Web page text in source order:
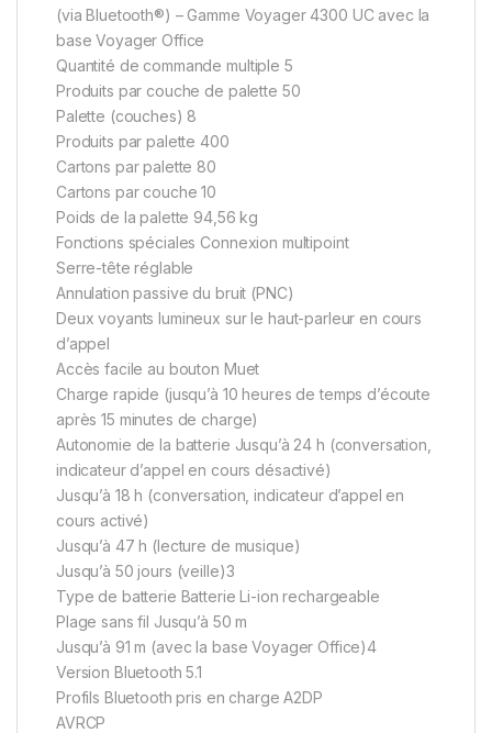
(via Bluetooth®) – Gamme Voyager 4300 UC avec la
base Voyager Office
Quantité de commande multiple 5
Produits par couche de palette 50
Palette (couches) 8
Produits par palette 400
Cartons par palette 80
Cartons par couche 10
Poids de la palette 94,56 kg
Fonctions spéciales Connexion multipoint
Serre-tête réglable
Annulation passive du bruit (PNC)
Deux voyants lumineux sur le haut-parleur en cours
d’appel
Accès facile au bouton Muet
Charge rapide (jusqu’à 10 heures de temps d’écoute
après 15 minutes de charge)
Autonomie de la batterie Jusqu’à 24 h (conversation,
indicateur d’appel en cours désactivé)
Jusqu’à 18 h (conversation, indicateur d’appel en
cours activé)
Jusqu’à 47 h (lecture de musique)
Jusqu’à 50 jours (veille)3
Type de batterie Batterie Li-ion rechargeable
Plage sans fil Jusqu’à 50 m
Jusqu’à 91 m (avec la base Voyager Office)4
Version Bluetooth 5.1
Profils Bluetooth pris en charge A2DP
AVRCP